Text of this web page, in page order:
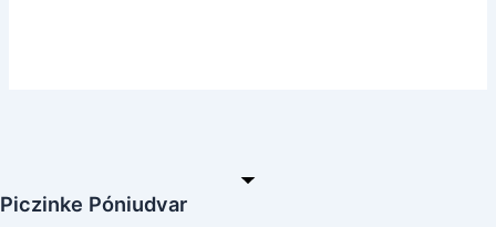
Piczinke Póniudvar